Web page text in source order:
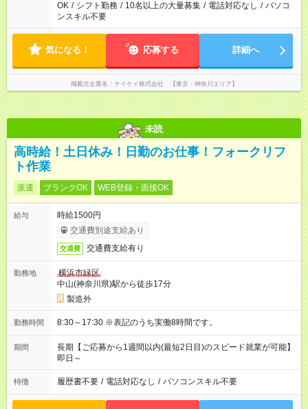
OK / シフト勤務 / 10名以上の大量募集 / 電話対応なし / パソコ
ンスキル不要
気になる！ 応募する 詳細へ
掲載元企業名 テイケイ株式会社 【東京・神奈川エリア】
未読
高時給！土日休み！日勤のお仕事！フォークリフ
ト作業
派遣 ブランクOK WEB登録・面接OK
給与
時給1500円
交通費別途支給あり
交通費 交通費支給有り
勤務地
横浜市緑区
中山(神奈川県)駅から徒歩17分
製造外
勤務時間 8:30～17:30 ※表記のうち実働8時間です。
期間
長期【ご応募から1週間以内(最短2日目)のスピード就業が可能】
即日～
特徴 履歴書不要 / 電話対応なし / パソコンスキル不要